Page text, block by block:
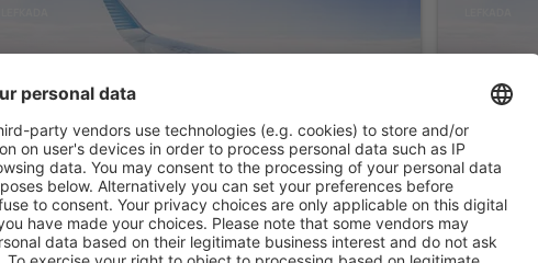
Aliki Hotel
Lefkada, 14 august 2026, 2 nopți
Porto
Lefkada,